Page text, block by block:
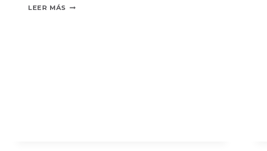
LEER MÁS SEGURIDAD